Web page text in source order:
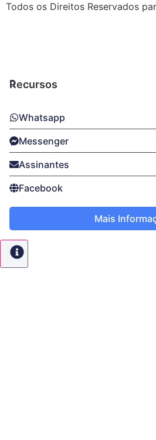
Todos os Direitos Reservados
Recursos
Whatsapp
Messenger
Assinantes
Facebook
Mais